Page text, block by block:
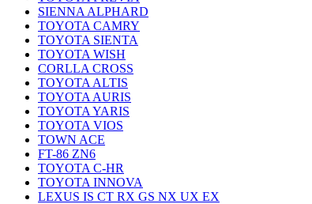
SIENNA ALPHARD
TOYOTA CAMRY
TOYOTA SIENTA
TOYOTA WISH
CORLLA CROSS
TOYOTA ALTIS
TOYOTA AURIS
TOYOTA YARIS
TOYOTA VIOS
TOWN ACE
FT-86 ZN6
TOYOTA C-HR
TOYOTA INNOVA
LEXUS IS CT RX GS NX UX EX